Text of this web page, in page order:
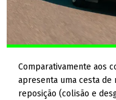
Comparativamente aos
apresenta uma cesta de
reposição (colisão e